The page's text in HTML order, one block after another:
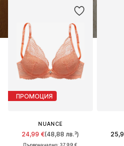
ПРОМОЦИЯ
NUANCE
24,99 €(48,88 лв.³)
Първоначално: 37,99 €